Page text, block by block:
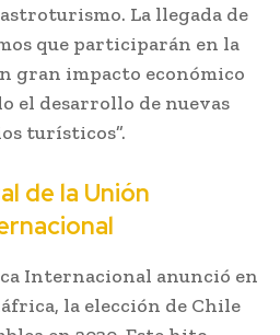
La llegada de
que participarán en la
gran impacto económico
el desarrollo de nuevas
turísticos”.
de la Unión
Internacional anunció en
la elección de Chile